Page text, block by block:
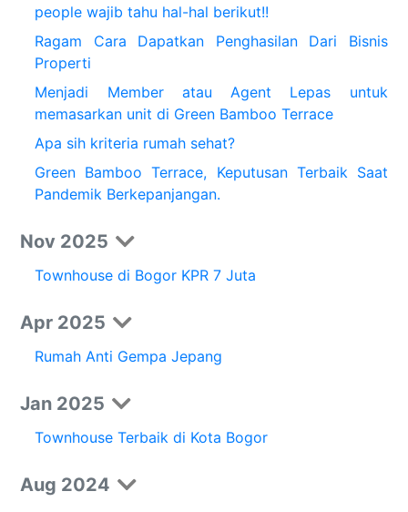
people wajib tahu hal-hal berikut!!
Ragam Cara Dapatkan Penghasilan Dari Bisnis
Properti
Menjadi Member atau Agent Lepas untuk
memasarkan unit di Green Bamboo Terrace
Apa sih kriteria rumah sehat?
Green Bamboo Terrace, Keputusan Terbaik Saat
Pandemik Berkepanjangan.
Nov 2025
Townhouse di Bogor KPR 7 Juta
Apr 2025
Rumah Anti Gempa Jepang
Jan 2025
Townhouse Terbaik di Kota Bogor
Aug 2024